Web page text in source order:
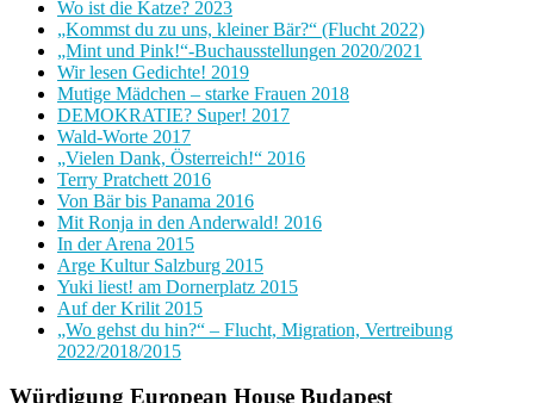
Wo ist die Katze? 2023
„Kommst du zu uns, kleiner Bär?“ (Flucht 2022)
„Mint und Pink!“-Buchausstellungen 2020/2021
Wir lesen Gedichte! 2019
Mutige Mädchen – starke Frauen 2018
DEMOKRATIE? Super! 2017
Wald-Worte 2017
„Vielen Dank, Österreich!“ 2016
Terry Pratchett 2016
Von Bär bis Panama 2016
Mit Ronja in den Anderwald! 2016
In der Arena 2015
Arge Kultur Salzburg 2015
Yuki liest! am Dornerplatz 2015
Auf der Krilit 2015
„Wo gehst du hin?“ – Flucht, Migration, Vertreibung
2022/2018/2015
Würdigung European House Budapest